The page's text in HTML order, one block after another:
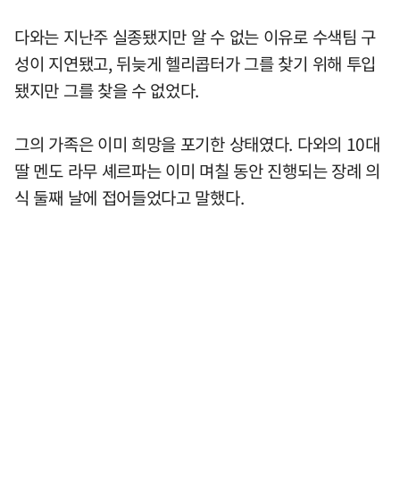
다와는 지난주 실종됐지만 알 수 없는 이유로 수색팀 구
성이 지연됐고, 뒤늦게 헬리콥터가 그를 찾기 위해 투입
됐지만 그를 찾을 수 없었다.
그의 가족은 이미 희망을 포기한 상태였다. 다와의 10대
딸 멘도 라무 셰르파는 이미 며칠 동안 진행되는 장례 의
식 둘째 날에 접어들었다고 말했다.